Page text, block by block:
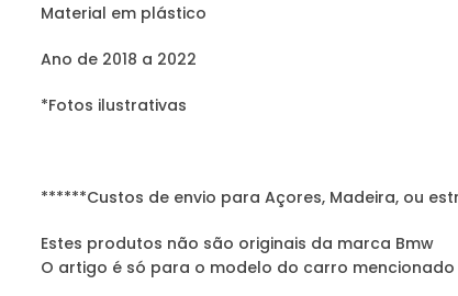
Material em plástico
Ano de 2018 a 2022
*Fotos ilustrativas
******Custos de envio para Açores, Madeira, ou
Estes produtos não são originais da marca Bmw
O artigo é só para o modelo do carro mencionado